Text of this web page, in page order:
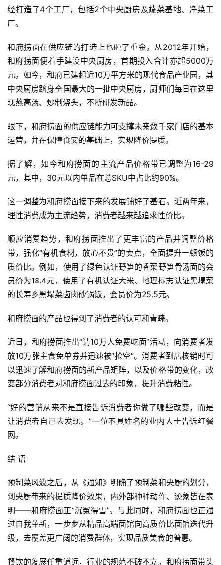
经打造了4个工厂，包括2个中央厨房及蔬菜基地、净菜工
厂。
和府捞面在供应链的打造上也砸了重金。从2012年开始，
和府捞面便着手建设中央厨房，首期投入合计亦超5000万
元。如今，和府已建起近10万平方米的现代食品产业园，其
中央厨房跻身全国最大的一批中央厨房，厨师们每日在这里
现熬高汤、炒制浇头，不断研发新品。
眼下，和府捞面的供应链能力可支撑未来数千家门店的基本
运营，并在保障食安的基础上，实现降价提质。
据了解，如今和府捞面的主流产品价格带已调整为16-29
元，其中，30元以内单品在总SKU中占比约90%。
这一调整为和府捞面接下来的发展铺好了基石。近两年来，
理性消费成为主流趋势，消费者越来越追求性价比。
顺应消费趋势，和府捞面推出了更丰富的产品并调整价格
带，强化“有机食材，放心不贵”的卖点，全面提升一顿饭的
质价比。例如，使用了绿色认证野笋的香菜野笋骨汤面的会
员价为18.4元，使用了有机认证大米、地理标志认证黑塌菜
的长寿乡黑塌菜卤肉砂锅饭，会员价为25.5元。
和府捞面的产品也得到了消费者的认可和青睐。
近日，和府捞面推出“请10万人免费吃面”活动，向消费者发
放10万张主食免单券并迅速被“抢空”。消费者到店核销时可
以迅速了解和府捞面的新产品矩阵，以及价格带的变化，改
变部分消费者对和府捞面过去的印象，提升消费粘性。
“好的营销从来不是直接告诉消费者你做了哪些改变，而是
让消费者自己去发现。”一位不具姓名的业内人士告诉红餐
网。
结 语
预制菜风波之后，从《通知》明确了预制菜和央厨的划分，
到央厨带来的提质降价效果，内外部种种动作、迹象皆在表
明——和府捞面正“沉冤得雪”。与此同时，和府捞面也正通
过自我革新，一步步从精品高端面馆向高质价比面馆迭代升
级，去覆盖更广阔的消费群体，实现品质美食的普惠。
餐饮的发展任重道远，行业的规范不破不立。和府捞面带头